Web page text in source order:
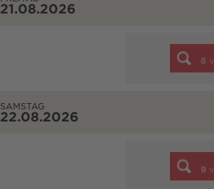
21.08.2026
6
SAMSTAG
22.08.2026
9